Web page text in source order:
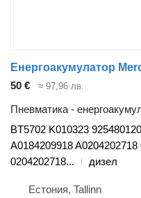
50 € ≈ 97,96 лв.
Пневматика -
BT5702 K010323
A0184209918
0204202718...
дизел
Естония, Tallinn